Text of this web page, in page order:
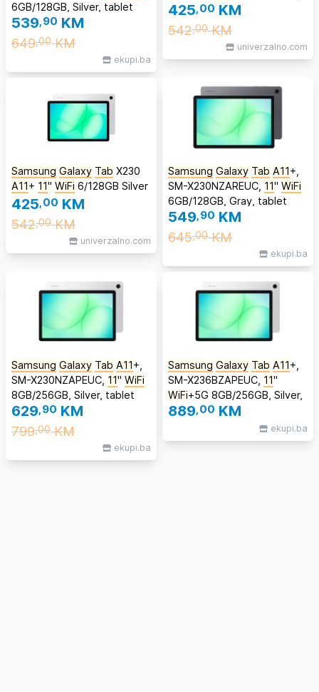
6GB/128GB, Silver, tablet
539,90 KM
649,00KM
ekupi.ba
425,00 KM
542,00KM
univerzalno.com
Samsung Galaxy Tab X230
A11+ 11'' WiFi 6/128GB Silver
425,00 KM
542,00KM
univerzalno.com
Samsung Galaxy Tab A11+,
SM-X230NZAREUC, 11'' WiFi
6GB/128GB, Gray, tablet
549,90 KM
645,00KM
ekupi.ba
Samsung Galaxy Tab A11+,
SM-X230NZAPEUC, 11'' WiFi
8GB/256GB, Silver, tablet
629,90 KM
799,00KM
ekupi.ba
Samsung Galaxy Tab A11+,
SM-X236BZAPEUC, 11''
WiFi+5G 8GB/256GB, Silver,
tablet
889,00 KM
ekupi.ba